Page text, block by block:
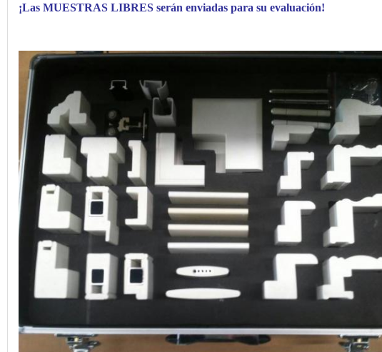
¡Las MUESTRAS LIBRES serán enviadas para su evaluación!